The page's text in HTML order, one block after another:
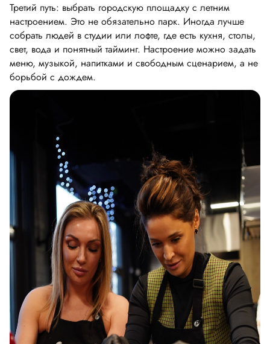
Третий путь: выбрать городскую площадку с летним
настроением. Это не обязательно парк. Иногда лучше
собрать людей в студии или лофте, где есть кухня, столы,
свет, вода и понятный тайминг. Настроение можно задать
меню, музыкой, напитками и свободным сценарием, а не
борьбой с дождем.